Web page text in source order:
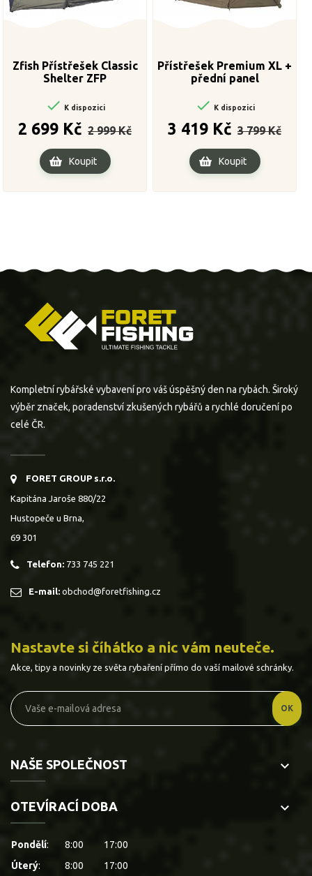
Zfish Přístřešek Classic
Shelter ZFP
 K dispozici
2 699 Kč
cena
2 999 Kč
Koupit
Přístřešek Premium XL +
přední panel
 K dispozici
3 419 Kč
cena
3 799 Kč
Koupit
Kompletní rybářské vybavení pro váš úspěšný den na rybách. Široký
výběr značek, poradenství zkušených rybářů a rychlé doručení po
celé ČR.
FORET GROUP s.r.o.
Kapitána Jaroše 880/22
Hustopeče u Brna,
69 301
Telefon: 733 745 221
E-mail: obchod@foretfishing.cz
Nastavte si číhátko a nic vám neuteče.
Akce, tipy a novinky ze světa rybaření přímo do vaší mailové schránky.
NAŠE SPOLEČNOST keyboard_arrow_down
OTEVÍRACÍ DOBA keyboard_arrow_down
Pondělí: 8:00
17:00
Úterý: 8:00 17:00